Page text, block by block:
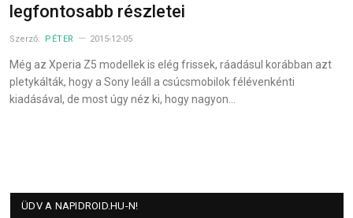
legfontosabb részletei
Szerző: PÉTER 2015-12-05
Még az Xperia Z5 modellek is elég frissek, ráadásul korábban azt
pletykálták, hogy a Sony leáll a csúcsmobilok félévenkénti
kiadásával, de most úgy néz ki, hogy nagyon…
ÜDV A NAPIDROID.HU-N!